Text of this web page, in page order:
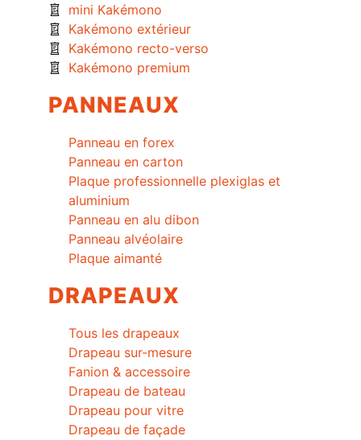
mini Kakémono
Kakémono extérieur
Kakémono recto-verso
Kakémono premium
PANNEAUX
Panneau en forex
Panneau en carton
Plaque professionnelle plexiglas et
aluminium
Panneau en alu dibon
Panneau alvéolaire
Plaque aimanté
DRAPEAUX
Tous les drapeaux
Drapeau sur-mesure
Fanion & accessoire
Drapeau de bateau
Drapeau pour vitre
Drapeau de façade